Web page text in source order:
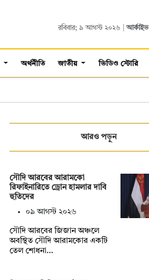
রবিবার; ৯ আগস্ট ২০২৬ |আর্কাইভ
অর্থনীতি জাতীয় ভিডিও স্টোরি
আরও পড়ুন
সৌদি আরবের আরামকো
রিফাইনারিতে ড্রোন হামলার দাবি
হুতিদের
০৯ আগস্ট ২০২৬
সৌদি আরবের জিজান অঞ্চলে
অবস্থিত সৌদি আরামকোর একটি
তেল শোধনা…